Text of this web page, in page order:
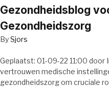
Gezondheidsblog
Gezondheidszorg
BySjors
Geplaatst: 01-09-22 11:00 door
vertrouwen medische
gezondheidszorg om cruciale